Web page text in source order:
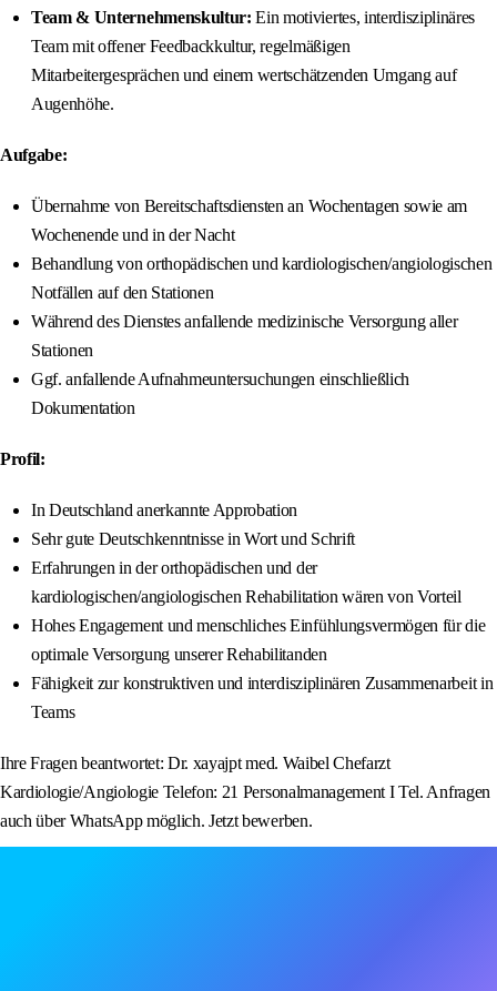
Team & Unternehmenskultur: Ein motiviertes, interdisziplinäres
Team mit offener Feedbackkultur, regelmäßigen
Mitarbeitergesprächen und einem wertschätzenden Umgang auf
Augenhöhe.
Aufgabe:
Übernahme von Bereitschaftsdiensten an Wochentagen sowie am
Wochenende und in der Nacht
Behandlung von orthopädischen und kardiologischen/angiologischen
Notfällen auf den Stationen
Während des Dienstes anfallende medizinische Versorgung aller
Stationen
Ggf. anfallende Aufnahmeuntersuchungen einschließlich
Dokumentation
Profil:
In Deutschland anerkannte Approbation
Sehr gute Deutschkenntnisse in Wort und Schrift
Erfahrungen in der orthopädischen und der
kardiologischen/angiologischen Rehabilitation wären von Vorteil
Hohes Engagement und menschliches Einfühlungsvermögen für die
optimale Versorgung unserer Rehabilitanden
Fähigkeit zur konstruktiven und interdisziplinären Zusammenarbeit in
Teams
Ihre Fragen beantwortet: Dr. xayajpt med. Waibel Chefarzt
Kardiologie/Angiologie Telefon: 21 Personalmanagement I Tel. Anfragen
auch über WhatsApp möglich. Jetzt bewerben.